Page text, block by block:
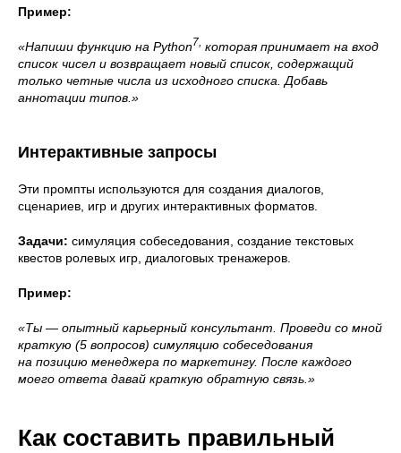
Пример:
«Напиши функцию на Python7, которая принимает на вход
список чисел и возвращает новый список, содержащий
только четные числа из исходного списка. Добавь
аннотации типов.»
Интерактивные запросы
Эти промпты используются для создания диалогов,
сценариев, игр и других интерактивных форматов.
Задачи: симуляция собеседования, создание текстовых
квестов ролевых игр, диалоговых тренажеров.
Пример:
«Ты — опытный карьерный консультант. Проведи со мной
краткую (5 вопросов) симуляцию собеседования
на позицию менеджера по маркетингу. После каждого
моего ответа давай краткую обратную связь.»
Как составить правильный